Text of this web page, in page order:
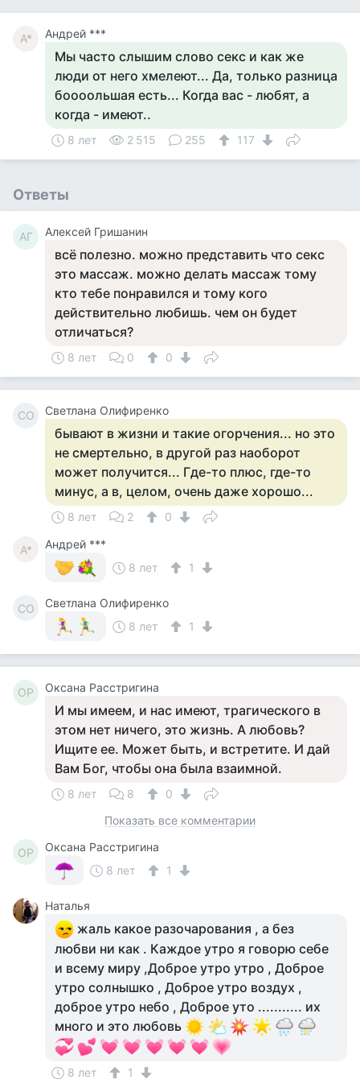
А* Андрей ***
Мы часто слышим слово секс и как же
люди от него хмелеют... Да, только разница
боооольшая есть... Когда вас - любят, а
когда - имеют..
8 лет 2 515 255 117
Ответы
АГ Алексей Гришанин
всё полезно. можно представить что секс
это массаж. можно делать массаж тому
кто тебе понравился и тому кого
действительно любишь. чем он будет
отличаться?
8 лет 0 0
СО Светлана Олифиренко
бывают в жизни и такие огорчения... но это
не смертельно, в другой раз наоборот
может получится... Где-то плюс, где-то
минус, а в, целом, очень даже хорошо...
8 лет 2 0
А*
Андрей ***
8 лет
1
СО
Светлана Олифиренко
8 лет
1
ОР Оксана Расстригина
И мы имеем, и нас имеют, трагического в
этом нет ничего, это жизнь. А любовь?
Ищите ее. Может быть, и встретите. И дай
Вам Бог, чтобы она была взаимной.
8 лет 8
0
Показать все комментарии
ОР
Оксана Расстригина
8 лет
1
Наталья
жаль какое разочарования , а без
любви ни как . Каждое утро я говорю себе
и всему миру ,Доброе утро утро , Доброе
утро солнышко , Доброе утро воздух ,
доброе утро небо , Доброе уто ........... их
много и это любовь
8 лет 1